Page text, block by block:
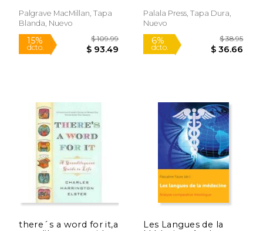
50%
dcto.
50%
dcto.
Palgrave MacMillan, Tapa
Blanda, Nuevo
Exposition of the
History of Sanskrit,
Armenian, Old (en
Inglés)
Palala Press, Tapa Dura,
Nuevo
there´s a word for it,a
Les Langues de la